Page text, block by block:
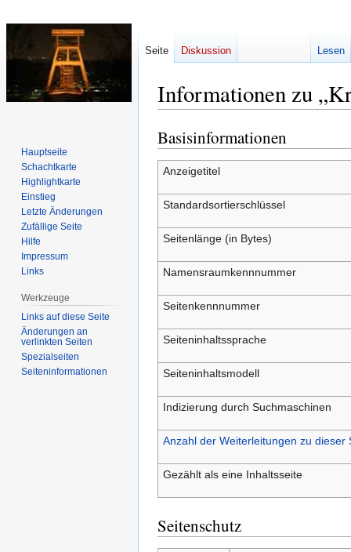
Informationen zu
Zur
Navigation
springen
Zur
Suche
springen
Basisinformationen
Anzeigetitel
Standardsortierschlüssel
Seitenlänge (in Bytes)
Namensraumkennnummer
Seitenkennnummer
Seiteninhaltssprache
Seiteninhaltsmodell
Indizierung durch Suchmaschinen
Anzahl der Weiterleitungen zu dieser
Gezählt als eine Inhaltsseite
Seitenschutz
Seite Diskussion Lesen
Hauptseite
Schachtkarte
Highlightkarte
Einstieg
Letzte Änderungen
Zufällige Seite
Hilfe
Impressum
Links
Werkzeuge
Links auf diese Seite
Änderungen an
verlinkten Seiten
Spezialseiten
Seiten­­informationen